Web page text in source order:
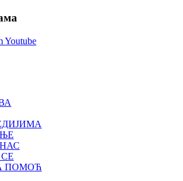
Youtube
ПОМОЋ